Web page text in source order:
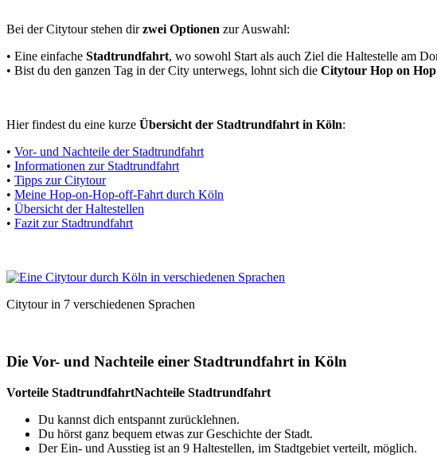
Bei der Citytour stehen dirzwei Optionen zur Auswahl:
• Eine einfache Stadtrundfahrt, wo sowohl Start als auch Ziel die Haltestelle am
• Bist du den ganzen Tag in der City unterwegs, lohnt sich die Citytour Hop on
Hier findest du eine kurze Übersicht der Stadtrundfahrt in Köln:
• Vor- und Nachteile der Stadtrundfahrt
• Informationen zur Stadtrundfahrt
• Tipps zur Citytour
• Meine Hop-on-Hop-off-Fahrt durch Köln
• Übersicht der Haltestellen
• Fazit zur Stadtrundfahrt
Citytour in 7 verschiedenen Sprachen
Die Vor- und Nachteile einer Stadtrundfahrt in Köln
Vorteile StadtrundfahrtNachteile Stadtrundfahrt
Du kannst dich entspannt zurücklehnen.
Du hörst ganz bequem etwas zur Geschichte der Stadt.
Der Ein- und Ausstieg ist an 9 Haltestellen, im Stadtgebiet verteilt, möglich.